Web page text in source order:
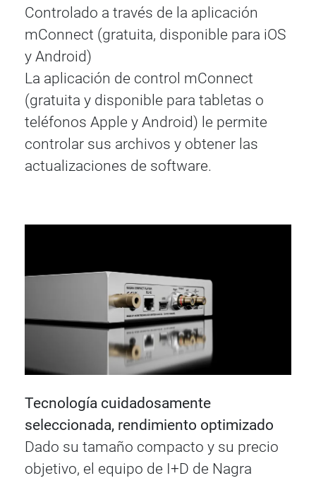
Controlado a través de la aplicación
mConnect (gratuita, disponible para iOS
y Android)
La aplicación de control mConnect
(gratuita y disponible para tabletas o
teléfonos Apple y Android) le permite
controlar sus archivos y obtener las
actualizaciones de software.
Tecnología cuidadosamente
seleccionada, rendimiento optimizado
Dado su tamaño compacto y su precio
objetivo, el equipo de I+D de Nagra